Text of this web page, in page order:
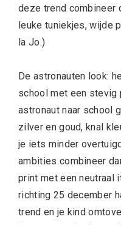
deze trend combineer
leuke tuniekjes, wijde
la Jo.)
De astronauten look:
school met een stevig
astronaut naar school
zilver en goud, knal
je iets minder
ambities combineer
print met een neutraal
richting 25 december
trend en je kind